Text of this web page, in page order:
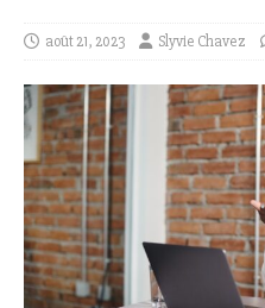
août 21, 2023 Slyvie Chavez